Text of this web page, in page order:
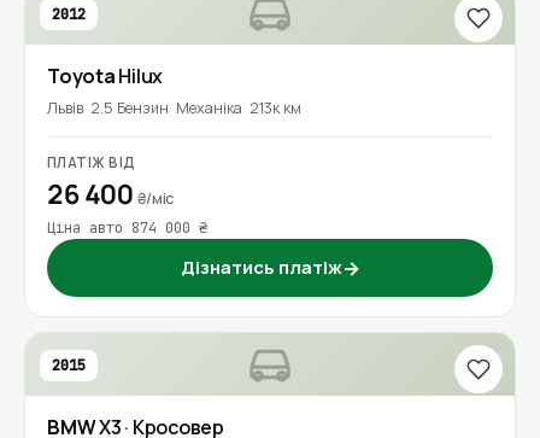
2012
ToyotaHilux
Львів 2.5 Бензин Механіка 213к км
ПЛАТІЖ ВІД
26 400 ₴/міс
Ціна авто 874 000 ₴
Дізнатись платіж→
2015
BMWX3· Кросовер